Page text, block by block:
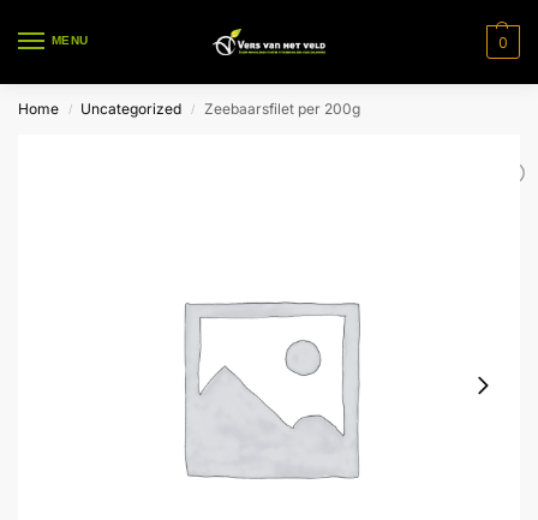
MENU 0
Home / Uncategorized / Zeebaarsfilet per 200g